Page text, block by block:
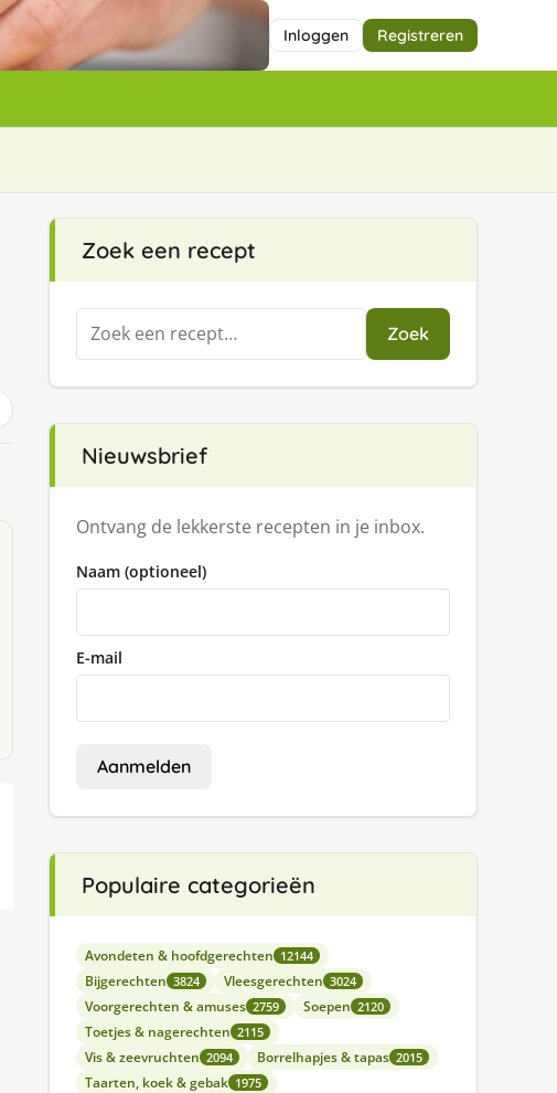
Inloggen Registreren
Zoek een recept
Zoeken
naar:
Zoek
Nieuwsbrief
Ontvang de lekkerste recepten in je inbox.
Naam (optioneel)
E-mail
Aanmelden
Populaire categorieën
Avondeten & hoofdgerechten 12144
Bijgerechten 3824 Vleesgerechten 3024
Voorgerechten & amuses 2759 Soepen 2120
Toetjes & nagerechten 2115
Vis & zeevruchten 2094 Borrelhapjes & tapas 2015
Taarten, koek & gebak 1975